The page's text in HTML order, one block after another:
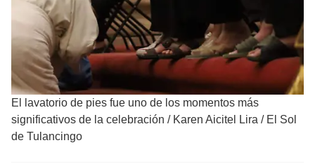
El lavatorio de pies fue uno de los momentos más
significativos de la celebración / Karen Aicitel Lira / El Sol
de Tulancingo